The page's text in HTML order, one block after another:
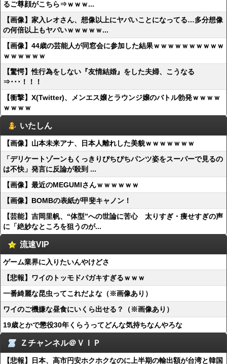
るご尊顔がこちら⇒ｗｗｗ...
【画像】家入レオさん、想像以上にヤバいことになってる…多分想像
の何倍以上もヤバいｗｗｗｗｗ...
【画像】44歳の芸能人が同窓会に参加した結果ｗｗｗｗｗｗｗｗｗｗ
ｗｗｗｗｗｗ
【驚愕】性行為をしない『友情結婚』をした夫婦、こうなる
⇒･･･！！！
【衝撃】X(Twitter)、メンエス嬢とラウンジ嬢のバトル勃発ｗｗｗｗ
ｗｗｗｗ
いたしん
【画像】山本未来アナ、日本人離れした美貌ｗｗｗｗｗｗｗ
「デリケートゾーンもくっきりぴちぴちパンツ姿をスーパーで見るの
は不快」発言に反論が殺到 ...
【画像】最近のMEGUMIさんｗｗｗｗｗｗ
【画像】BOMBの表紙が甲斐キャノン！
【芸能】吉岡里帆、“体型”への世論に苦心 太りすぎ・痩せすぎの声
に「絶妙なところを狙うのが...
流速VIP
ゲーム業界に入りたいんやけどさ
【悲報】ワイのトッモドパガキすぎるｗｗｗ
一番綺麗な昆虫ってこれだよな（※画像あり）
ワイのご機嫌な昼食にいくら出せる？（※画像あり）
19歳とかで懲役30年くらうってどんな気持ちなんやろな
Ｚチャンネル＠ＶＩＰ
【悲報】日本、高市円安ホクホクなのに上半期の輸出額が台湾と韓国